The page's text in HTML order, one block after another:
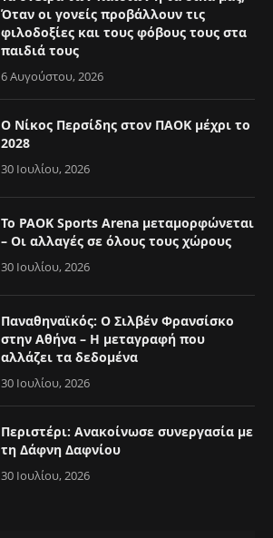
Όταν οι γονείς προβάλλουν τις
φιλοδοξίες και τους φόβους τους στα
παιδιά τους
6 Αυγούστου, 2026
Ο Νίκος Περσίδης στον ΠΑΟΚ μέχρι το
2028
30 Ιουλίου, 2026
Το PAOK Sports Arena μεταμορφώνεται
– Οι αλλαγές σε όλους τους χώρους
30 Ιουλίου, 2026
Παναθηναϊκός: Ο Σιλβέν Φρανσίσκο
στην Αθήνα – Η μεταγραφή που
αλλάζει τα δεδομένα
30 Ιουλίου, 2026
Περιστέρι: Ανακοίνωσε συνεργασία με
τη Δάφνη Δαφνίου
30 Ιουλίου, 2026